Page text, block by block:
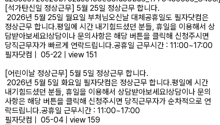
[석가탄신일 정상근무] 5월 25일 정상근무 합니다.
2026년 5월 25일 월요일 부처님오신날 대체공휴일도 필자닷컴은
정상근무 합니다.평일에 시간 내기힘드셨던 분들, 휴일을 이용해서 상
담받아보세요!상담이나 문의사항은 해당 버튼을 클릭해 신청주시면
당직근무자가 빠르게 연락드립니다.공휴일 근무시간 : 11:00~17:00
필자닷컴
05-22
view 151
[어린이날 정상근무] 5월 5일 정상근무 합니다.
2026년 5월 5일 화요일 필자닷컴은 정상근무 합니다.평일에 시간
내기힘드셨던 분들, 휴일을 이용해서 상담받아보세요!상담이나 문의
사항은 해당 버튼을 클릭해 신청주시면 당직근무자가 순차적으로 연
락드립니다.공휴일 근무시간 : 11:00~17:00
필자닷컴
05-04 view 159